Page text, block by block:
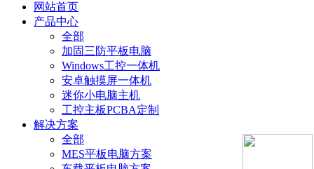
网站首页
产品中心
全部
加固三防平板电脑
Windows工控一体机
安卓触摸屏一体机
迷你小电脑主机
工控主板PCBA定制
解决方案
全部
MES平板电脑方案